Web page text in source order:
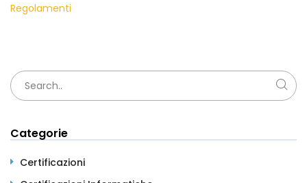
Regolamenti
Categorie
Certificazioni